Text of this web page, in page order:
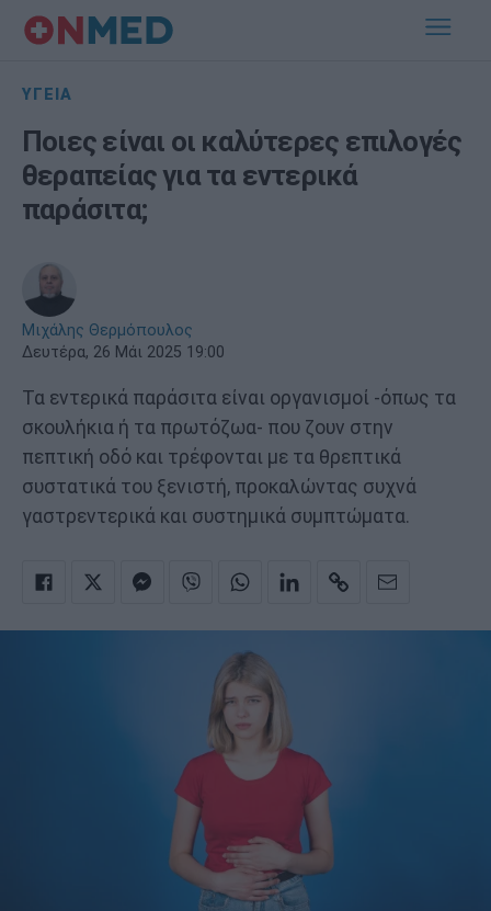
ΥΓΕΙΑ
Ποιες είναι οι καλύτερες επιλογές
θεραπείας για τα εντερικά
παράσιτα;
Μιχάλης Θερμόπουλος
Δευτέρα, 26 Μάι 2025 19:00
Τα εντερικά παράσιτα είναι οργανισμοί -όπως τα
σκουλήκια ή τα πρωτόζωα- που ζουν στην
πεπτική οδό και τρέφονται με τα θρεπτικά
συστατικά του ξενιστή, προκαλώντας συχνά
γαστρεντερικά και συστημικά συμπτώματα.